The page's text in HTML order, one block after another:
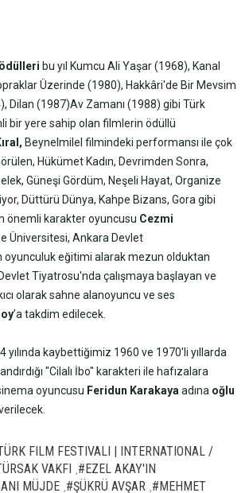
bu yıl Kumcu Ali Yaşar (1968), Kanal
Üzerinde (1980), Hakkâri'de Bir Mevsim
Dilan (1987)Av Zamanı (1988) gibi Türk
bir yere sahip olan filmlerin ödüllü
Beynelmilel filmindeki performansı ile çok
Hükümet Kadın, Devrimden Sonra,
Güneşi Gördüm, Neşeli Hayat, Organize
Düttürü Dünya, Kahpe Bizans, Gora gibi
önemli karakter oyuncusu Cezmi
Üniversitesi, Ankara Devlet
oyunculuk eğitimi alarak mezun olduktan
Tiyatrosu'nda çalışmaya başlayan ve
olarak sahne alanoyuncu ve ses
’a takdim edilecek.
yılında kaybettiğimiz 1960 ve 1970'li yıllarda
"Cilalı İbo" karakteri ile hafızalara
oyuncusu Feridun Karakaya adına oğlu
FILM FESTIVALI | INTERNATIONAL /
VAKFI #EZEL AKAY'IN
MÜJDE #ŞÜKRÜ AVŞAR #MEHMET